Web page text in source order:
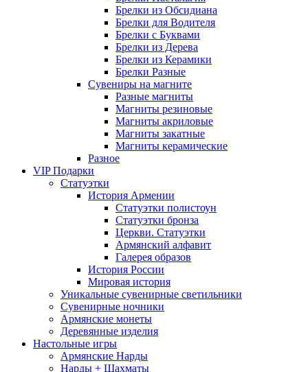
Брелки из Обсидиана
Брелки для Водителя
Брелки с Буквами
Брелки из Дерева
Брелки из Керамики
Брелки Разные
Сувениры на магните
Разные магниты
Магниты резиновые
Магниты акриловые
Магниты закатные
Магниты керамические
Разное
VIP Подарки
Статуэтки
История Армении
Статуэтки полистоун
Статуэтки бронза
Церкви. Статуэтки
Армянский алфавит
Галерея образов
История России
Мировая история
Уникальные сувенирные светильники
Сувенирные ночники
Армянские монеты
Деревянные изделия
Настольные игры
Армянские Нарды
Нарды + Шахматы